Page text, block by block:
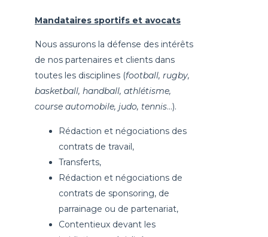
Mandataires sportifs et avocats
Nous assurons la défense des intérêts
de nos partenaires et clients dans
toutes les disciplines (football, rugby,
basketball, handball, athlétisme,
course automobile, judo, tennis…).
Rédaction et négociations des
contrats de travail,
Transferts,
Rédaction et négociations de
contrats de sponsoring, de
parrainage ou de partenariat,
Contentieux devant les